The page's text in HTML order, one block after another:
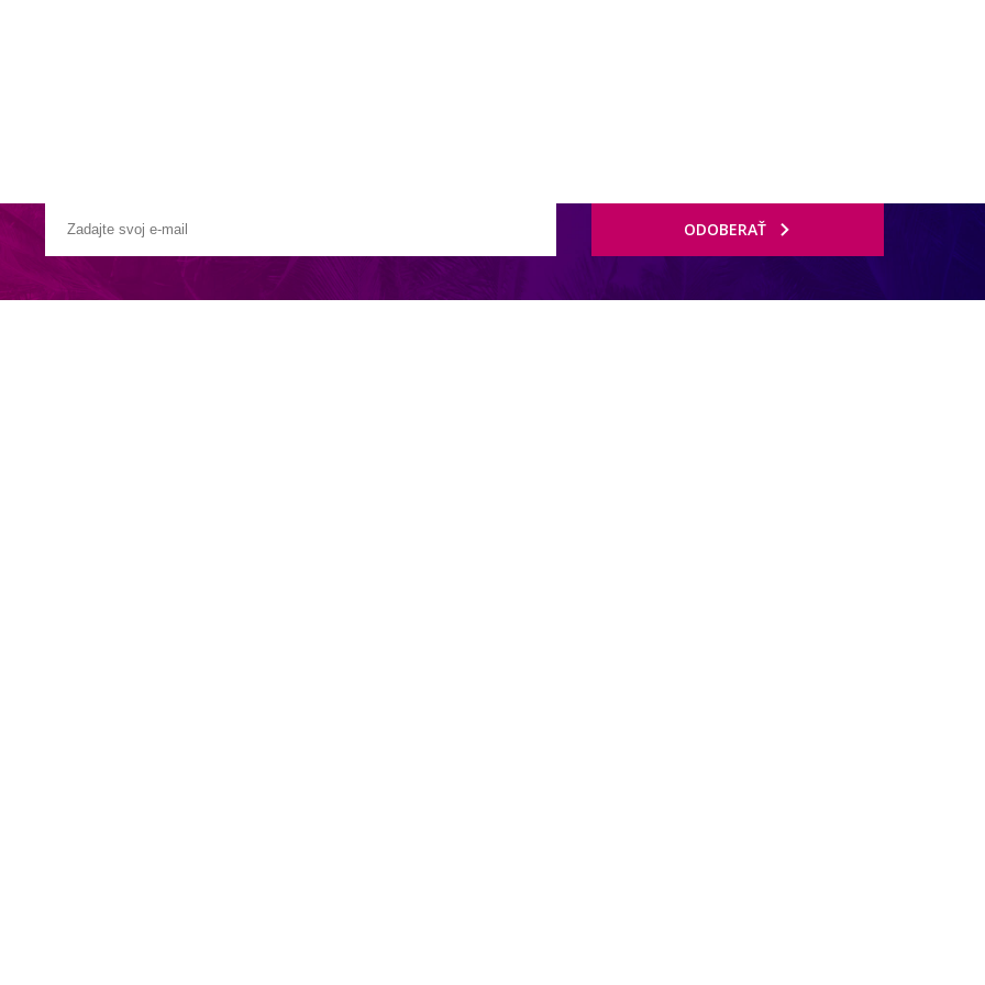
pre všetky generácie, pretože miestne turistické trasy nie sú nijako náročné. Po ceste zastávka v
ich indiánsky názov dal oblasti meno. Táto oblasť má vlhšiu klímu ako NP Antonio a tým pádom veľmi dobré podmienky na
posledných kolónií voľne žijúcich farebných papagájov Scarlet, ale aj mnoho kolibríkov, volaviek a rybárikov. Ubytovanie.
Jeho ustanovenie bolo v r. 1972 a bolo podporené miestnou komunitou, ktorá chcela zabrániť devastácii a stavbám v tejto lokalite a
pralesom, pozorovanie kolibríkov. Ubytovanie v St. Elena, mestečku, ktoré bolo založené v 50 rokoch minulého storočia. Jeho
a hroziacu povinnú vojenskú službu utiekli do tejto oblasti z USA.
si kvalitu produkcie, ekologické aspekty a spracovanie tejto komodity, ktorá sa tu pestuje od roku 1808 a priniesla do Kostariky bohatstvo.
Keď idete po najdlhšej z nich, ktorá meria okolo 3 km, pod vami sú koruny stromov a zvuky pralesa, je ťažké si nepripadať ako
dňa môžete fakultatívne navštíviť
bazénoch s teplotami od 24 do 38 °C. Noc v Arenale.
Vrchol rovnomennej sopky sa nachádza vo výške 1670 m n.m. a často je malebne obtočený kupolovitými mráčikmi. Popoludní
pod ním sa nachádza lagúna, kde je možné sa kúpať. Noc v Arenale.
ODOBERAŤ